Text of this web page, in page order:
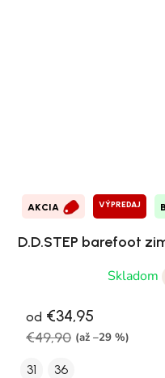
AKCIA VÝPREDAJ
D.D.STEP barefoot
Skladom
od €34,95
€49,90 (až –29 %)
31 36